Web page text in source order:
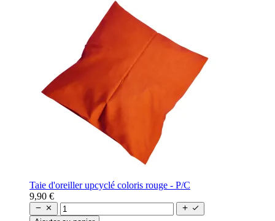
Taie d'oreiller upcyclé coloris rouge - P/C
9,90 €
   